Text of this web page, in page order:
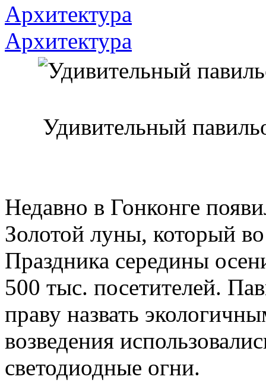
Архитектура
Архитектура
Удивительный
Недавно в Гонконге
Золотой луны, который
Праздника середины
500 тыс. посетителей.
праву назвать
возведения
светодиодные огни.